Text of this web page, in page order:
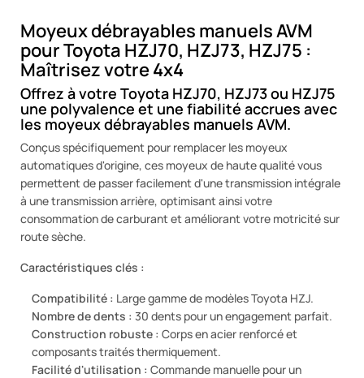
Moyeux débrayables manuels AVM
pour Toyota HZJ70, HZJ73, HZJ75 :
Maîtrisez votre 4x4
Offrez à votre Toyota HZJ70, HZJ73 ou HZJ75
une polyvalence et une fiabilité accrues avec
les moyeux débrayables manuels AVM.
Conçus spécifiquement pour remplacer les moyeux
automatiques d'origine, ces moyeux de haute qualité vous
permettent de passer facilement d'une transmission intégrale
à une transmission arrière, optimisant ainsi votre
consommation de carburant et améliorant votre motricité sur
route sèche.
Caractéristiques clés :
Compatibilité : Large gamme de modèles Toyota HZJ.
Nombre de dents : 30 dents pour un engagement parfait.
Construction robuste : Corps en acier renforcé et
composants traités thermiquement.
Facilité d'utilisation : Commande manuelle pour un